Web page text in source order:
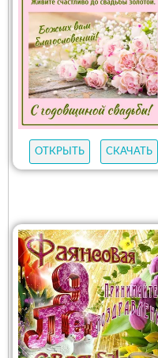
ОТКРЫТЬ СКАЧАТЬ